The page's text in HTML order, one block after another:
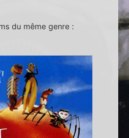
du même genre :